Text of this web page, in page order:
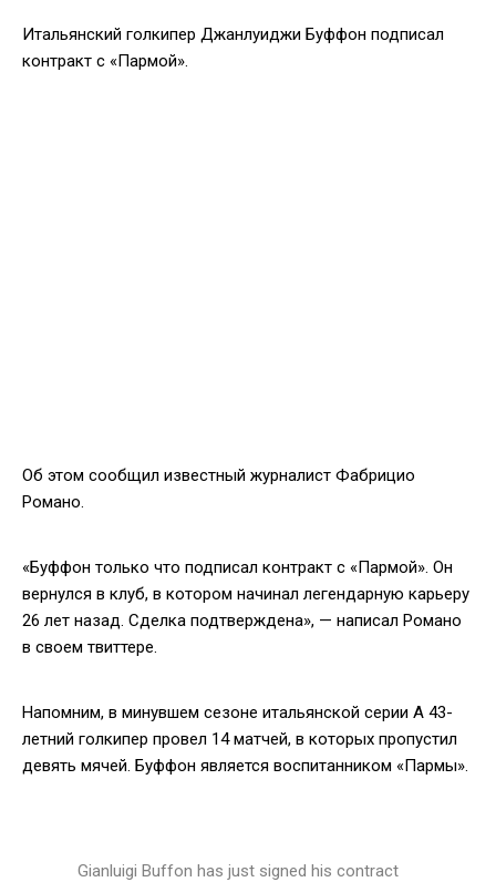
Итальянский голкипер Джанлуиджи Буффон подписал
контракт с «Пармой».
Об этом сообщил известный журналист Фабрицио
Романо.
«Буффон только что подписал контракт с «Пармой». Он
вернулся в клуб, в котором начинал легендарную карьеру
26 лет назад. Сделка подтверждена», — написал Романо
в своем твиттере.
Напомним, в минувшем сезоне итальянской серии А 43-
летний голкипер провел 14 матчей, в которых пропустил
девять мячей. Буффон является воспитанником «Пармы».
Gianluigi Buffon has just signed his contract